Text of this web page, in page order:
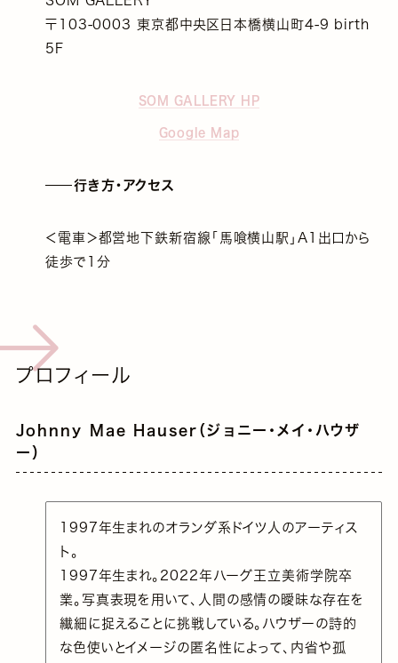
〒103-0003 東京都中央区日本橋横山町4-9 birth
5F
SOM GALLERY HP
Google Map
行き方・アクセス
＜電車＞都営地下鉄新宿線「馬喰横山駅」A1出口から
徒歩で1分
プロフィール
Johnny Mae Hauser（ジョニー・メイ・ハウザ
ー）
1997年生まれのオランダ系ドイツ人のアーティス
ト。
1997年生まれ。2022年ハーグ王立美術学院卒
業。写真表現を用いて、人間の感情の曖昧な存在を
繊細に捉えることに挑戦している。ハウザーの詩的
な色使いとイメージの匿名性によって、内省や孤